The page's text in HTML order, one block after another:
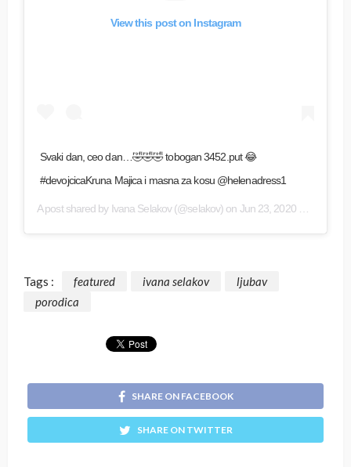
View this post on Instagram
Svaki dan, ceo dan…🤣🤣🤣 tobogan 3452.put 😂
#devojcicaKruna Majica i masna za kosu @helenadress1
A post shared by Ivana Selakov(@selakov) on Jun 23, 2020 at 9:36am PDT
Tags : featured ivana selakov
ljubav
porodica
SHARE ON FACEBOOK
SHARE ON TWITTER